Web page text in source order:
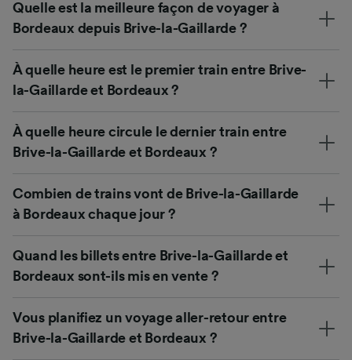
Quelle est la meilleure façon de voyager à
Bordeaux depuis Brive-la-Gaillarde ?
À quelle heure est le premier train entre Brive-
la-Gaillarde et Bordeaux ?
À quelle heure circule le dernier train entre
Brive-la-Gaillarde et Bordeaux ?
Combien de trains vont de Brive-la-Gaillarde
à Bordeaux chaque jour ?
Quand les billets entre Brive-la-Gaillarde et
Bordeaux sont-ils mis en vente ?
Vous planifiez un voyage aller-retour entre
Brive-la-Gaillarde et Bordeaux ?